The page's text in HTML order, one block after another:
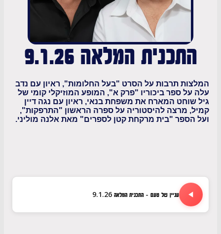
המלאה 9.1.26
תרבות על הסרט "בעל החלומות", ראיון עם נדב
ספר ביכוריו "פרק א", המופע המוזיקלי קומי של
המארח את משפחת בנאי, ראיון עם נגה דיין
מרצה להיסטוריה על ספרה הראשון "התרפקות",
"בית מרקחת קטן לספרים" מאת אלנה מוליני.
עניין של טעם - התכנית המלאה 9.1.26